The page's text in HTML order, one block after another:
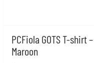
PCFiola GOTS T-shirt –
Maroon